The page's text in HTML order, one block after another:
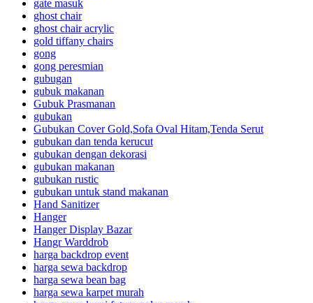
gate masuk
ghost chair
ghost chair acrylic
gold tiffany chairs
gong
gong peresmian
gubugan
gubuk makanan
Gubuk Prasmanan
gubukan
Gubukan Cover Gold,Sofa Oval Hitam,Tenda Serut
gubukan dan tenda kerucut
gubukan dengan dekorasi
gubukan makanan
gubukan rustic
gubukan untuk stand makanan
Hand Sanitizer
Hanger
Hanger Display Bazar
Hangr Warddrob
harga backdrop event
harga sewa backdrop
harga sewa bean bag
harga sewa karpet murah